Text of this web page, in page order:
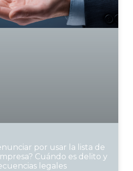
por usar la lista de
Cuándo es delito y
legales